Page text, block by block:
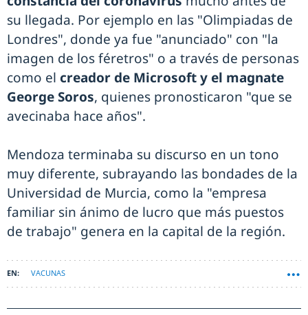
su llegada. Por ejemplo en las "Olimpiadas de
Londres", donde ya fue "anunciado" con "la
imagen de los féretros" o a través de personas
como el creador de Microsoft y el magnate
George Soros, quienes pronosticaron "que se
avecinaba hace años".
Mendoza terminaba su discurso en un tono
muy diferente, subrayando las bondades de la
Universidad de Murcia, como la "empresa
familiar sin ánimo de lucro que más puestos
de trabajo" genera en la capital de la región.
VACUNAS